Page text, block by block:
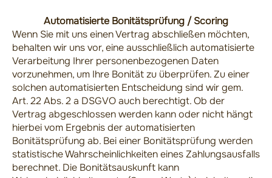
Automatisierte Bonitätsprüfung / Scoring
Wenn Sie mit uns einen Vertrag abschließen möchten,
behalten wir uns vor, eine ausschließlich automatisierte
Verarbeitung Ihrer personenbezogenen Daten
vorzunehmen, um Ihre Bonität zu überprüfen. Zu einer
solchen automatisierten Entscheidung sind wir gem.
Art. 22 Abs. 2 a DSGVO auch berechtigt. Ob der
Vertrag abgeschlossen werden kann oder nicht hängt
hierbei vom Ergebnis der automatisierten
Bonitätsprüfung ab. Bei einer Bonitätsprüfung werden
statistische Wahrscheinlichkeiten eines Zahlungsausfalls
berechnet. Die Bonitätsauskunft kann